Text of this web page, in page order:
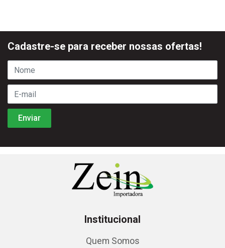
Cadastre-se para receber nossas ofertas!
Institucional
Quem Somos